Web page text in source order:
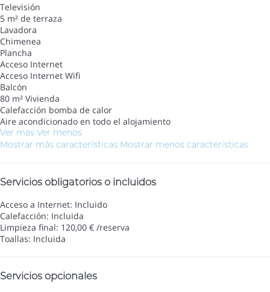
Televisión
5 m² de terraza
Lavadora
Chimenea
Plancha
Acceso Internet
Acceso Internet Wifi
Balcón
80 m² Vivienda
Calefacción bomba de calor
Aire acondicionado en todo el alojamiento
Ver más Ver menos
Mostrar más características Mostrar menos características
Servicios obligatorios o incluidos
Acceso a Internet: Incluido
Calefacción: Incluida
Limpieza final: 120,00 € /reserva
Toallas: Incluida
Servicios opcionales